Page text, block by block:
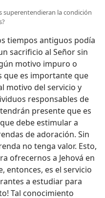
superentendieran la condición
tiempos antiguos podía
sacrificio al Señor sin
motivo impuro o
que es importante que
motivo del servicio y
responsables de
presente que es
debe estimular a
de adoración. Sin
no tenga valor. Esto,
ofrecernos a Jehová en
entonces, es el servicio
a estudiar para
Tal conocimiento